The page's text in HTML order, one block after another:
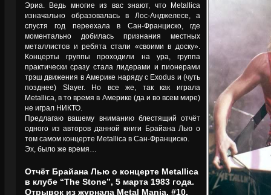
Эриа. Ведь многие из вас знают, что Metallica
изначально образовалась в Лос-Анджелесе, а
спустя год переехала в Сан-Франциско, где
моментально добилась признания местных
металлистов и ребята стали «своими в доску».
Концерты группы проходили на ура, группа
практически сразу стала лидерами и пионерами
трэш движения в Америке наряду с Exodus и (чуть
позднее) Slayer. Но все же, так как играла
Metallica, в то время в Америке (да и во всем мире)
не играл НИКТО.
Предлагаю вашему вниманию блестящий отчёт
одного из авторов данной книги Брайана Лью о
том самом концерте Metallica в Сан-Франциско.
Эх, было же время…
Отчёт Брайана Лью о концерте Metallica
в клубе “The Stone”, 5 марта 1983 года.
Отрывок из журнала Metal Mania, #10,